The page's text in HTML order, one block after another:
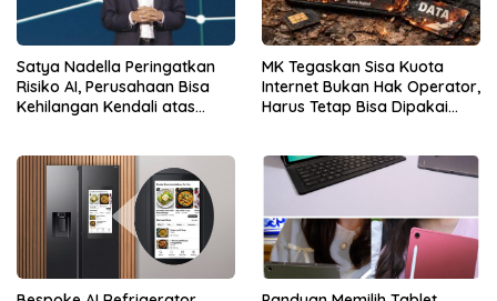
Satya Nadella Peringatkan
Risiko AI, Perusahaan Bisa
Kehilangan Kendali atas
MK Tegaskan Sisa Kuota
Internet Bukan Hak Operator,
Harus Tetap Bisa Dipakai